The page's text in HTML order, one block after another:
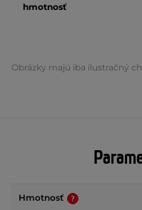
hmotnosť
Obrázky majú iba ilustračný
Hmotnosť